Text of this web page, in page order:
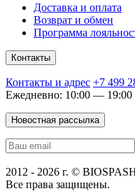
Доставка и оплата
Возврат и обмен
Программа
Контакты
Контакты и адрес +7 499
Ежедневно: 10:00 — 19:00
Новостная рассылка
2012 - 2026 г. ©
Все права защищены.